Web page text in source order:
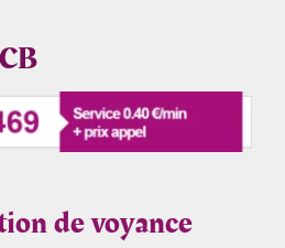
de voyance